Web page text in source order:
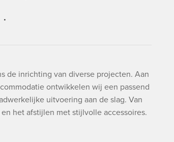
.
de inrichting van diverse projecten. Aan
ontwikkelen wij een passend
uitvoering aan de slag. Van
het afstijlen met stijlvolle accessoires.